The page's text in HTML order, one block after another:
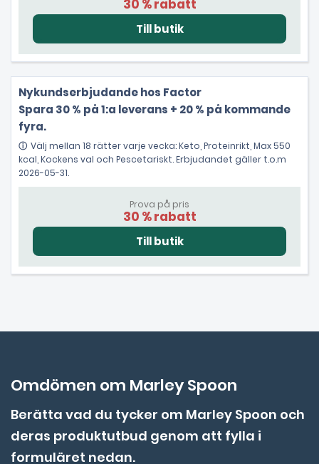
30 % rabatt
Nykundserbjudande hos Factor
Spara 30 % på 1:a leverans + 20 % på kommande
fyra.
Välj mellan 18 rätter varje vecka: Keto, Proteinrikt, Max 550
kcal, Kockens val och Pescetariskt. Erbjudandet gäller t.o.m
2026-05-31.
Prova på pris
30 % rabatt
Omdömen om Marley Spoon
Berätta vad du tycker om Marley Spoon och
deras produktutbud genom att fylla i
formuläret nedan.